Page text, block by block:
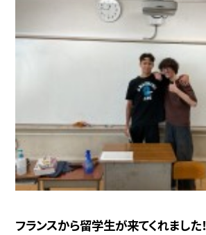
フランスから留学生が来てくれました！